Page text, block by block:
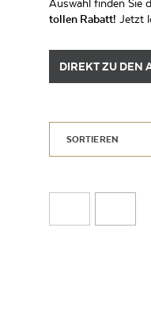
Auswahl finden Sie
tollen Rabatt! Jetzt
DIREKT ZU DEN
SORTIEREN